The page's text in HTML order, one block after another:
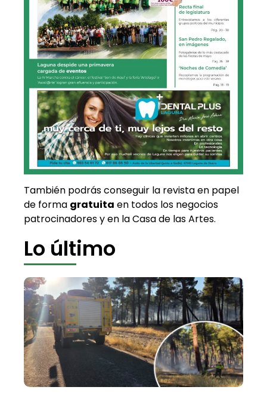
También podrás conseguir la revista en papel
de forma gratuita en todos los negocios
patrocinadores y en la Casa de las Artes.
Lo último